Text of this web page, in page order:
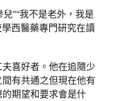
”“我不是老外，我是
西醫藥專門研究在讀
喜好者。他在追隨少
有共通之但現在他有
期望和要求會是什